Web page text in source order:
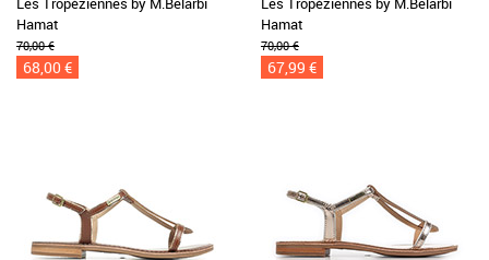
Hamat
70,00 €
68,00 €
Hamat
70,00 €
67,99 €